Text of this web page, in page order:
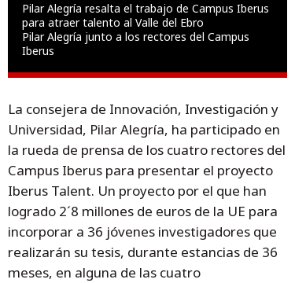
Pilar Alegría resalta el trabajo de Campus Iberus
para atraer talento al Valle del Ebro
Pilar Alegría junto a los rectores del Campus
Iberus
La consejera de Innovación, Investigación y
Universidad, Pilar Alegría, ha participado en
la rueda de prensa de los cuatro rectores del
Campus Iberus para presentar el proyecto
Iberus Talent. Un proyecto por el que han
logrado 2´8 millones de euros de la UE para
incorporar a 36 jóvenes investigadores que
realizarán su tesis, durante estancias de 36
meses, en alguna de las cuatro